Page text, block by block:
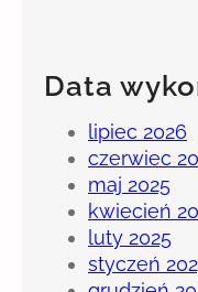
Data
lipiec 2026
czerwiec
maj 2025
kwiecień
luty 2025
styczeń